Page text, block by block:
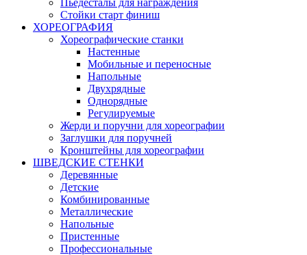
Пьедесталы для награждения
Стойки старт финиш
ХОРЕОГРАФИЯ
Хореографические станки
Настенные
Мобильные и переносные
Напольные
Двухрядные
Однорядные
Регулируемые
Жерди и поручни для хореографии
Заглушки для поручней
Кронштейны для хореографии
ШВЕДСКИЕ СТЕНКИ
Деревянные
Детские
Комбинированные
Металлические
Напольные
Пристенные
Профессиональные